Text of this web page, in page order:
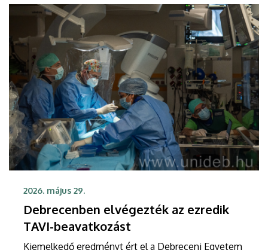
2026. május 29.
Debrecenben elvégezték az ezredik
TAVI-beavatkozást
Kiemelkedő eredményt ért el a Debreceni Egyetem